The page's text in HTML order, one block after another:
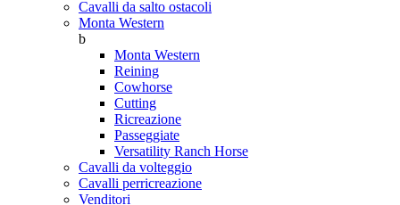
Cavalli da salto ostacoli
Monta Western
b
Monta Western
Reining
Cowhorse
Cutting
Ricreazione
Passeggiate
Versatility Ranch Horse
Cavalli da volteggio
Cavalli perricreazione
Venditori